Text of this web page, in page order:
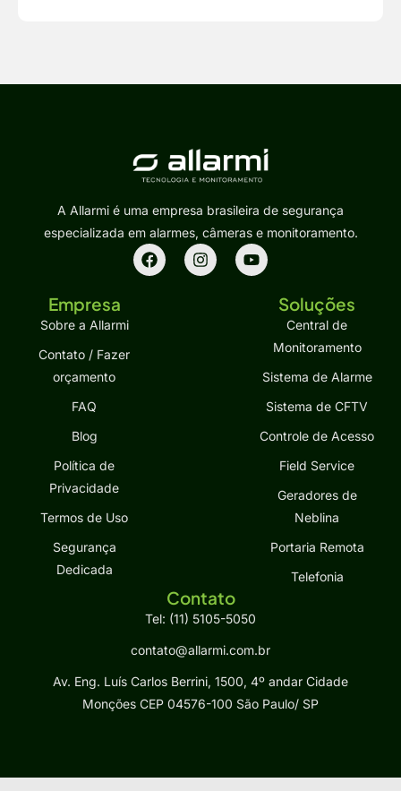
A Allarmi é uma empresa brasileira de segurança
especializada em alarmes, câmeras e monitoramento.
Empresa
Sobre a Allarmi
Contato / Fazer
orçamento
FAQ
Blog
Política de
Privacidade
Termos de Uso
Segurança
Dedicada
Soluções
Central de
Monitoramento
Sistema de Alarme
Sistema de CFTV
Controle de Acesso
Field Service
Geradores de
Neblina
Portaria Remota
Telefonia
Contato
Tel: (11) 5105-5050
contato@allarmi.com.br
Av. Eng. Luís Carlos Berrini, 1500, 4º andar Cidade
Monções CEP 04576-100 São Paulo/ SP